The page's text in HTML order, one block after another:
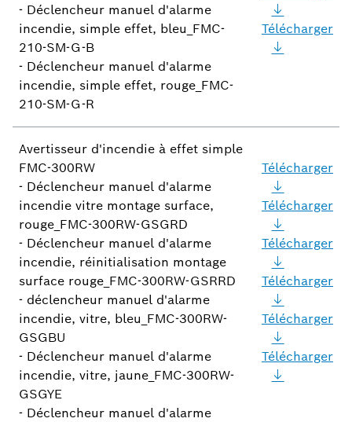
- Déclencheur manuel d'alarme
incendie, simple effet, bleu_FMC-
210-SM-G-B
- Déclencheur manuel d'alarme
incendie, simple effet, rouge_FMC-
210-SM-G-R
Télécharger
Avertisseur d'incendie à effet simple
FMC-300RW
- Déclencheur manuel d'alarme
incendie vitre montage surface,
rouge_FMC-300RW-GSGRD
- Déclencheur manuel d'alarme
incendie, réinitialisation montage
surface rouge_FMC-300RW-GSRRD
- déclencheur manuel d'alarme
incendie, vitre, bleu_FMC-300RW-
GSGBU
- Déclencheur manuel d'alarme
incendie, vitre, jaune_FMC-300RW-
GSGYE
- Déclencheur manuel d'alarme
Télécharger
Télécharger
Télécharger
Télécharger
Télécharger
Télécharger